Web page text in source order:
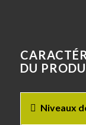
DU
Niveaux